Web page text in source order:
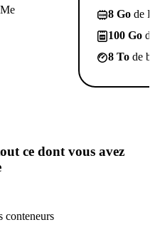
8 Go de
100 Go
8 To de
ce dont vous avez
conteneurs